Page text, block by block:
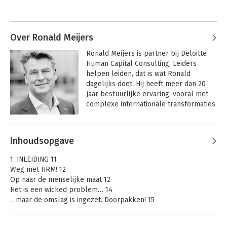
adviseur bij Deloitte Human Capital,
hoofd arbeidsvoorwaarden van de
Rabobank. ProRail was zijn laatste
werkgever. Lang geleden studeerde hij
rechten en psychologie (cum laude).
Maak van je
pensioen je beste
tijd
Over Ronald Meijers
Ronald Meijers is partner bij Deloitte
Human Capital Consulting. Leiders
helpen leiden, dat is wat Ronald
dagelijks doet. Hij heeft meer dan 20
jaar bestuurlijke ervaring, vooral met
complexe internationale transformaties.
Andere boeken door Ronald Meijers
Inhoudsopgave
1. INLEIDING 11
Weg met HRM! 12
Op naar de menselijke maat 12
Het is een wicked problem… 14
…maar de omslag is ingezet. Doorpakken! 15